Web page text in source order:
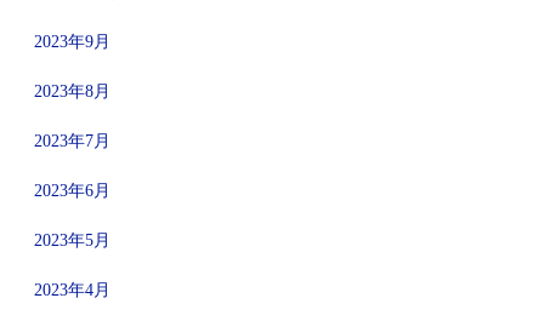
2023年9月
2023年8月
2023年7月
2023年6月
2023年5月
2023年4月